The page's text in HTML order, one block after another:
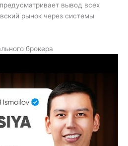
вывод всех
рынок через системы
брокера